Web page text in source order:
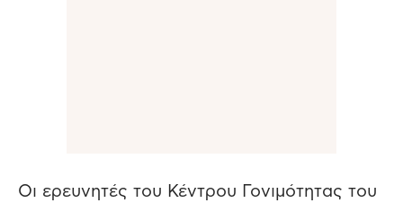
Οι ερευνητές του Κέντρου Γονιμότητας του